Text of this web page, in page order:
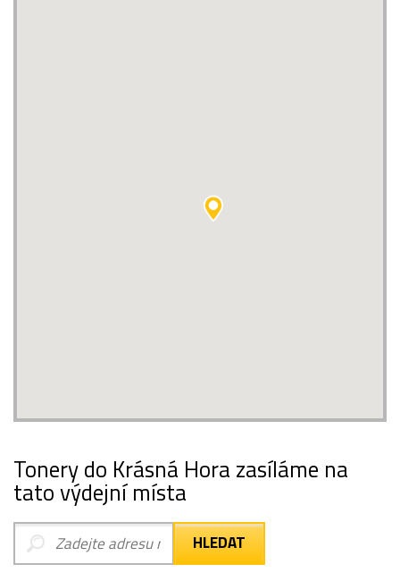
Tonery do Krásná Hora zasíláme na
tato výdejní místa